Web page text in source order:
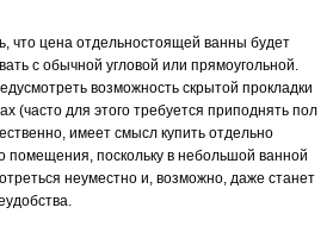
что цена отдельностоящей ванны будет
с обычной угловой или прямоугольной.
возможность скрытой прокладки
(часто для этого требуется приподнять пол
имеет смысл купить отдельно
помещения, поскольку в небольшой ванной
неуместно и, возможно, даже станет